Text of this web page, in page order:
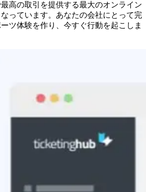
高の取引を提供する最大のオンライン
っています。あなたの会社にとって完
ツ体験を作り、今すぐ行動を起こしま